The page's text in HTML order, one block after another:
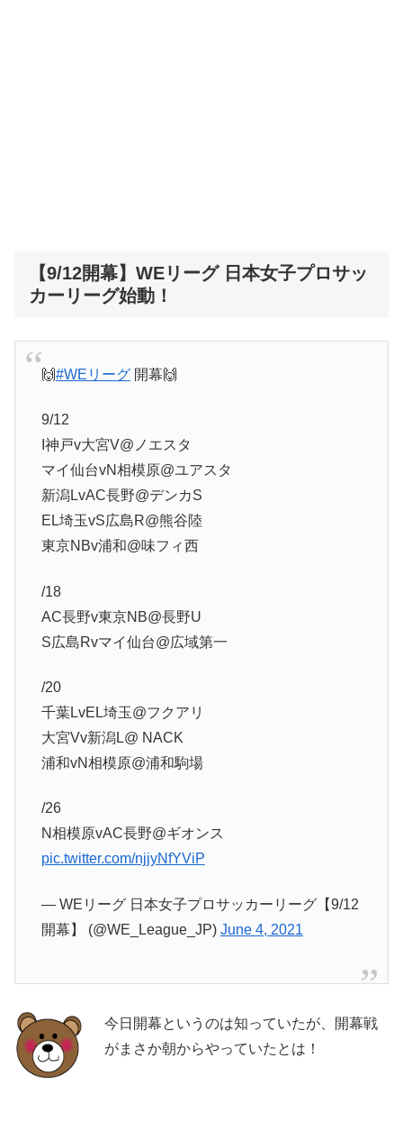
【9/12開幕】WEリーグ 日本女子プロサッ
カーリーグ始動！
🙌#WEリーグ開幕🙌
9/12
I神戸v大宮V@ノエスタ
マイ仙台vN相模原@ユアスタ
新潟LvAC長野@デンカS
EL埼玉vS広島R@熊谷陸
東京NBv浦和@味フィ西
/18
AC長野v東京NB@長野U
S広島Rvマイ仙台@広域第一
/20
千葉LvEL埼玉@フクアリ
大宮Vv新潟L@ NACK
浦和vN相模原@浦和駒場
/26
N相模原vAC長野@ギオンス
pic.twitter.com/njjyNfYViP
— WEリーグ 日本女子プロサッカーリーグ【9/12
開幕】 (@WE_League_JP) June 4, 2021
今日開幕というのは知っていたが、開幕戦
がまさか朝からやっていたとは！